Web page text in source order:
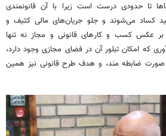
تا حدودی درست است زیرا با آن قانونمندی
کساد می‌شوند و جلو جریان‌های مالی کثیف و
عکس کسب و کارهای قانونی و مجاز نه تنها
که امکان تبلور آن در فضای مجازی وجود دارد،
صورت ضابطه مند، و هدف طرح قانونی نیز همین